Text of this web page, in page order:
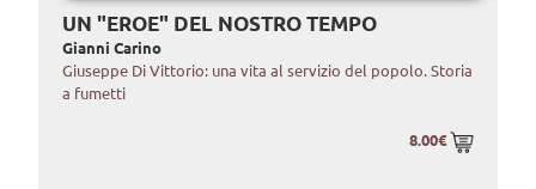
UN "EROE" DEL NOSTRO TEMPO
Gianni Carino
Giuseppe Di Vittorio: una vita al servizio del popolo. Storia
a fumetti
8.00€